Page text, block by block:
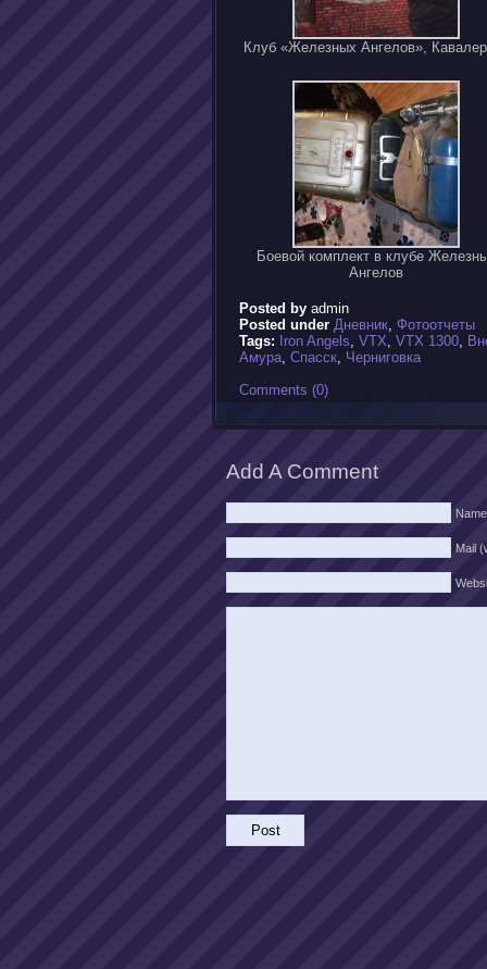
Клуб «Железных Ангелов»,
Боевой комплект в клубе
Ангелов
Posted by admin
Posted under Дневник, Фотоотчеты
Tags:
Iron Angels, VTX, VTX 1300,
Амура, Спасск, Черниговка
Comments (0)
Add A Comment
Name
Mail